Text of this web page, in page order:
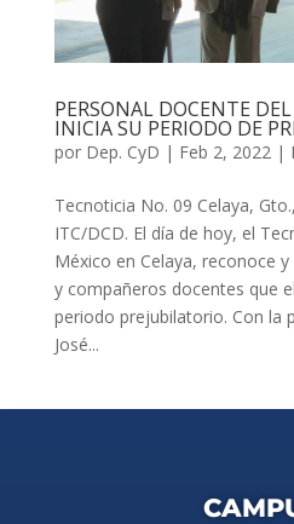
PERSONAL DOCENTE
INICIA SU PERIODO DE
por Dep. CyD | Feb 2, 2022|
Tecnoticia No. 09 Celaya,
ITC/DCD. El día de hoy, el
México en Celaya, reconoce
y compañeros docentes que
periodo prejubilatorio. Con la
José...